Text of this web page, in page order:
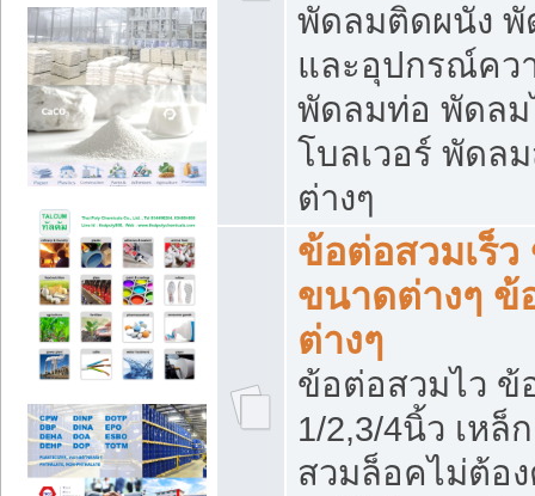
พัดลมติดผนัง
และอุปกรณ์คว
พัดลมท่อ พัดลม
โบลเวอร์ พัดล
ต่างๆ
ข้อต่อสวมเร็
ขนาดต่างๆ ข้
ต่างๆ
ข้อต่อสวมไว ข้
1/2,3/4นิ้ว เหล็
สวมล็อคไม่ต้อ